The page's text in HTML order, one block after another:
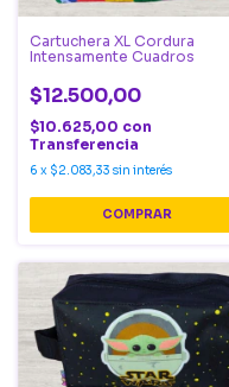
Cartuchera XL Cordura
Intensamente Cuadros
$12.500,00
$10.625,00 con
Transferencia
6 x $2.083,33 sin interés